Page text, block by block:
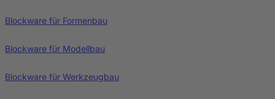
Blockware für Formenbau
Blockware für Modellbau
Blockware für Werkzeugbau